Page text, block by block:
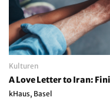
Kulturen
A Love Letter to Iran:
kHaus, Basel